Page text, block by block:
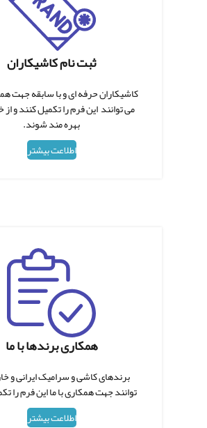
ثبت نام کاشیکاران
کاشیکاران حرفه ای و با سابقه جهت
می توانند این فرم را تکمیل کنند و
بهره مند شوند.
اطلاعت بیشتر
همکاری برندها با ما
برندهای کاشی و سرامیک ایرانی و
توانند جهت همکاری با ما این فرم را
اطلاعت بیشتر